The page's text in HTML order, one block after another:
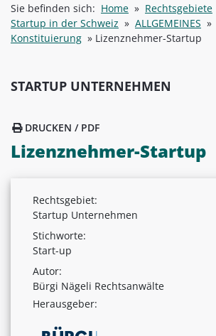
Sie befinden sich: Home » Rechtsgebiete
Startup in der Schweiz » ALLGEMEINES »
Konstituierung » Lizenznehmer-Startup
STARTUP UNTERNEHMEN
DRUCKEN / PDF
Lizenznehmer-Startup
Rechtsgebiet:
Startup Unternehmen
Stichworte:
Start-up
Autor:
Bürgi Nägeli Rechtsanwälte
Herausgeber: